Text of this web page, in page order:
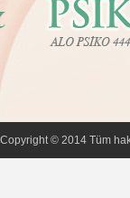
Copyright © 2014 Tüm